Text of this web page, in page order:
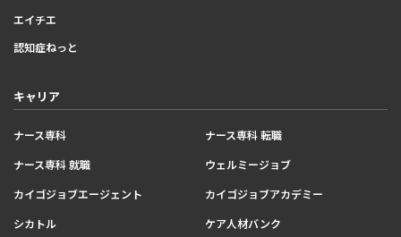
エイチエ
認知症ねっと
キャリア
ナース専科
ナース専科 転職
ナース専科 就職
ウェルミージョブ
カイゴジョブエージェント
カイゴジョブアカデミー
シカトル
ケア人材バンク